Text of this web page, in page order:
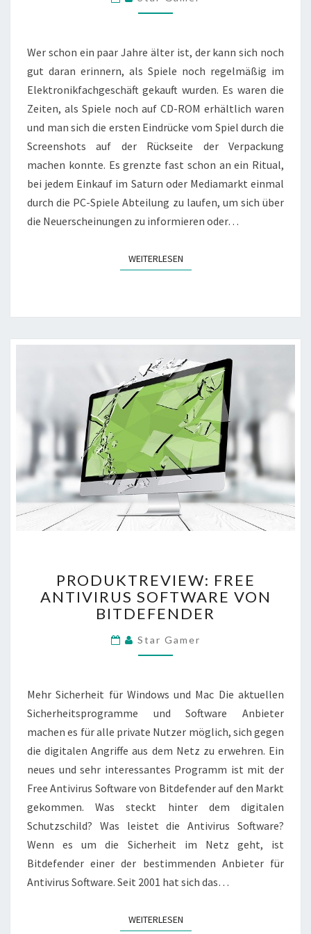
PC-
HEUTE
Wer schon ein paar Jahre älter ist, der kann sich noch
gut daran erinnern, als Spiele noch regelmäßig im
Elektronikfachgeschäft gekauft wurden. Es waren die
Zeiten, als Spiele noch auf CD-ROM erhältlich waren
und man sich die ersten Eindrücke vom Spiel durch die
Screenshots auf der Rückseite der Verpackung
machen konnte. Es grenzte fast schon an ein Ritual,
bei jedem Einkauf im Saturn oder Mediamarkt einmal
durch die PC-Spiele Abteilung zu laufen, um sich über
die Neuerscheinungen zu informieren oder…
WEITERLESENWEITERLESEN
FREE
ANTIVIRUS
SOFTWARE
BITDEFENDER
PRODUKTREVIEW: FREE
ANTIVIRUS SOFTWARE VON
BITDEFENDER
Star Gamer
Mehr Sicherheit für Windows und Mac Die aktuellen
Sicherheitsprogramme und Software Anbieter
machen es für alle private Nutzer möglich, sich gegen
die digitalen Angriffe aus dem Netz zu erwehren. Ein
neues und sehr interessantes Programm ist mit der
Free Antivirus Software von Bitdefender auf den Markt
gekommen. Was steckt hinter dem digitalen
Schutzschild? Was leistet die Antivirus Software?
Wenn es um die Sicherheit im Netz geht, ist
Bitdefender einer der bestimmenden Anbieter für
Antivirus Software. Seit 2001 hat sich das…
WEITERLESENWEITERLESEN